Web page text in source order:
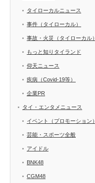
タイローカルニュース
事件（タイローカル）
事故・火災（タイローカル）
もっと知りタイランド
仰天ニュース
疾病（Covid-19等）
企業PR
タイ・エンタメニュース
イベント（プロモーション）
芸能・スポーツ全般
アイドル
BNK48
CGM48